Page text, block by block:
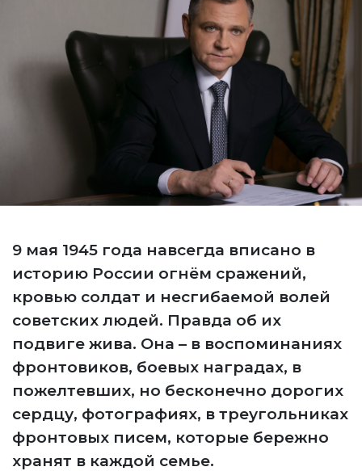
9 мая 1945 года навсегда вписано в
историю России огнём сражений,
кровью солдат и несгибаемой волей
советских людей. Правда об их
подвиге жива. Она – в воспоминаниях
фронтовиков, боевых наградах, в
пожелтевших, но бесконечно дорогих
сердцу, фотографиях, в треугольниках
фронтовых писем, которые бережно
хранят в каждой семье.